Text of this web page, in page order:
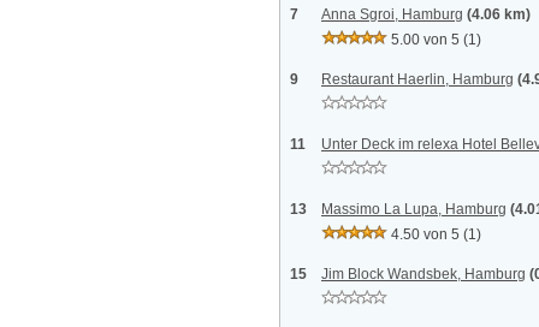
7 Anna Sgroi, Hamburg (4.06 km)
5.00 von 5 (1)
9 Restaurant Haerlin, Hamburg
11 Unter Deck im relexa Hotel
13 Massimo La Lupa, Hamburg
4.50 von 5 (1)
15 Jim Block Wandsbek, Hamburg